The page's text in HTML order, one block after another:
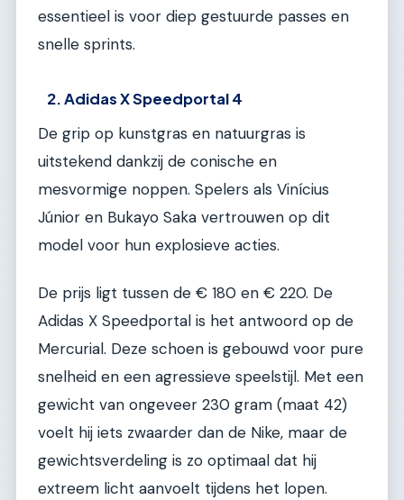
essentieel is voor diep gestuurde passes en
snelle sprints.
2. Adidas X Speedportal 4
De grip op kunstgras en natuurgras is
uitstekend dankzij de conische en
mesvormige noppen. Spelers als Vinícius
Júnior en Bukayo Saka vertrouwen op dit
model voor hun explosieve acties.
De prijs ligt tussen de € 180 en € 220. De
Adidas X Speedportal is het antwoord op de
Mercurial. Deze schoen is gebouwd voor pure
snelheid en een agressieve speelstijl. Met een
gewicht van ongeveer 230 gram (maat 42)
voelt hij iets zwaarder dan de Nike, maar de
gewichtsverdeling is zo optimaal dat hij
extreem licht aanvoelt tijdens het lopen.